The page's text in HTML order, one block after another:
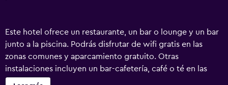
Este hotel ofrece un restaurante, un bar o lounge y un bar
junto a la piscina. Podrás disfrutar de wifi gratis en las
zonas comunes y aparcamiento gratuito. Otras
instalaciones incluyen un bar-cafetería, café o té en las
zonas comunes y una piscina de temporada. Filoxenia